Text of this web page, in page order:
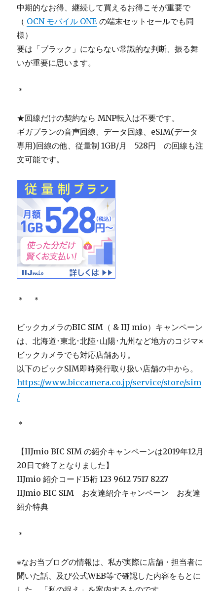
中期的なお得、継続して買えるお得こそが重要で
（ OCN モバイル ONE の端末セットセールでも同
様）
要は「ブラック」にならない常識的な判断、振る舞
いが重要に思います。
＊
★回線だけの契約なら MNP転入は不要です。
ギガプランの音声回線、データ回線、eSIM(データ
専用)回線の他、従量制 1GB/月 528円 の回線も注
文可能です。
＊ ＊
ビックカメラのBIC SIM（ & IIJ mio）キャンペーン
は、北海道･東北･北陸･山陽･九州など地方のコジマ×
ビックカメラでも対応店舗あり。
以下のビックSIM即時発行取り扱い店舗の中から。
https://www.biccamera.co.jp/service/store/sim
/
＊
【IIJmio BIC SIM の紹介キャンペーンは2019年12月
20日で終了となりました】
IIJmio 紹介コード15桁 123 9612 7517 8227
IIJmio BIC SIM お友達紹介キャンペーン お友達
紹介特典
＊
※なお当ブログの情報は、私が実際に店舗・担当者に
聞いた話、及び公式WEB等で確認した内容をもとに